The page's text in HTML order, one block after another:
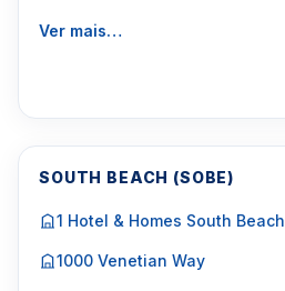
Ver mais…
SOUTH BEACH (SOBE)
1 Hotel & Homes South Beach
1000 Venetian Way